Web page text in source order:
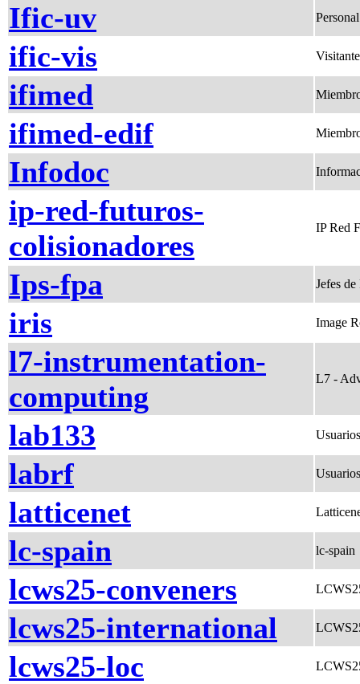
Ific-uv
ific-vis
ifimed
ifimed-edif
Infodoc
ip-red-futuros-
colisionadores
IP Red
Ips-fpa Jefes
iris Image
l7-instrumentation-
computing
L7 -
lab133
labrf
latticenet
lc-spain lc-spain
lcws25-conveners
lcws25-international
lcws25-loc